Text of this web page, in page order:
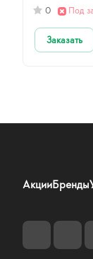
0 Под
Заказать
АкцииБренды